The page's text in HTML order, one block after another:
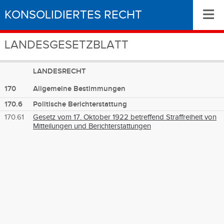
KONSOLIDIERTES RECHT
LANDESGESETZBLATT
≡
LANDESRECHT
170
Allgemeine Bestimmungen
170.6
Politische Berichterstattung
170.61
Gesetz vom 17. Oktober 1922 betreffend Straffreiheit von
Mitteilungen und Berichterstattungen